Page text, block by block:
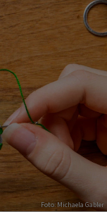
Foto: Michaela Gabler